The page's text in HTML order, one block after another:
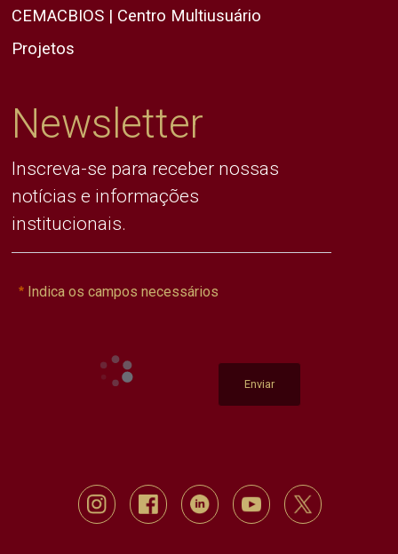
CEMACBIOS | Centro Multiusuário
Projetos
Newsletter
Inscreva-se para receber nossas
notícias e informações
institucionais.
Indica os campos necessários
Enviar